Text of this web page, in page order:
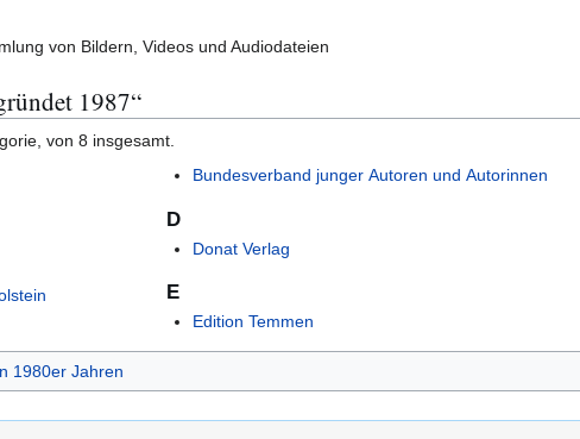
von Bildern, Videos und Audiodateien
1987“
von 8 insgesamt.
Bundesverband junger Autoren und Autorinnen
D
Donat Verlag
E
Edition Temmen
1980er Jahren